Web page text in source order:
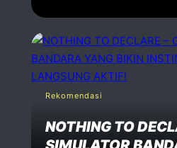
Rekomendasi
NOTHING TO